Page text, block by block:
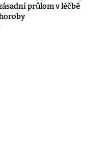
průlom v léčbě